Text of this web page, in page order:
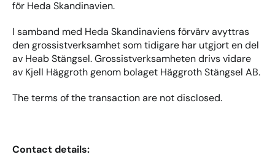
för Heda Skandinavien.
I samband med Heda Skandinaviens förvärv avyttras
den grossistverksamhet som tidigare har utgjort en del
av Heab Stängsel. Grossistverksamheten drivs vidare
av Kjell Häggroth genom bolaget Häggroth Stängsel AB.
The terms of the transaction are not disclosed.
Contact details: